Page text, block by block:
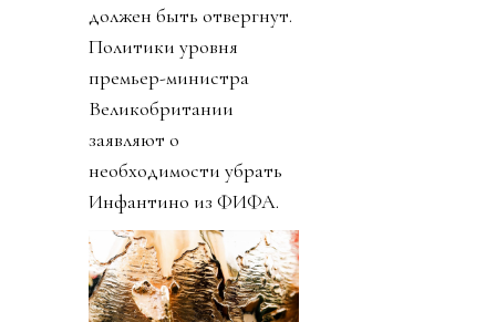
должен быть отвергнут.
Политики уровня
премьер-министра
Великобритании
заявляют о
необходимости убрать
Инфантино из ФИФА.